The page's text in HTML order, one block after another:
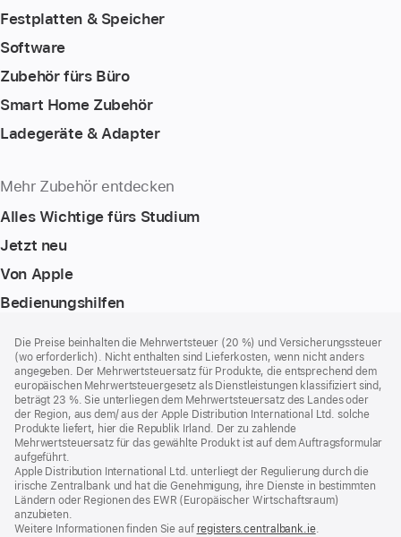
Festplatten & Speicher
Software
Zubehör fürs Büro
Smart Home Zubehör
Ladegeräte & Adapter
Mehr Zubehör entdecken
Alles Wichtige fürs Studium
Jetzt neu
Von Apple
Bedienungshilfen
Die Preise beinhalten die Mehrwertsteuer (20 %) und Versicherungssteuer
(wo erforderlich). Nicht enthalten sind Lieferkosten, wenn nicht anders
angegeben. Der Mehrwertsteuersatz für Produkte, die entsprechend dem
europäischen Mehrwertsteuergesetz als Dienstleistungen klassifiziert sind,
beträgt 23 %. Sie unterliegen dem Mehrwertsteuersatz des Landes oder
der Region, aus dem/ aus der Apple Distribution International Ltd. solche
Produkte liefert, hier die Republik Irland. Der zu zahlende
Mehrwertsteuersatz für das gewählte Produkt ist auf dem Auftragsformular
aufgeführt.
Apple Distribution International Ltd. unterliegt der Regulierung durch die
irische Zentralbank und hat die Genehmigung, ihre Dienste in bestimmten
Ländern oder Regionen des EWR (Europäischer Wirtschaftsraum)
anzubieten.
Weitere Informationen finden Sie auf registers.centralbank.ie(Öffnet
.